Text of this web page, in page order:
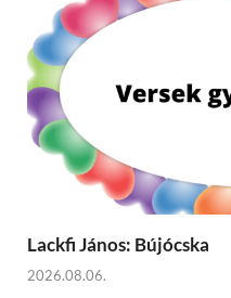
Lackfi János: Bújócska
2026.08.06.